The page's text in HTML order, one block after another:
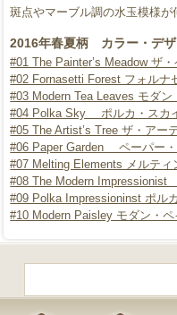
斑点やマーブル調の水玉模様が
2016年春夏柄 カラー・デザ
#01 The Painter’s Meadow ザ
#02 Fornasetti Forest フォルナ
#03 Modern Tea Leaves モダ
#04 Polka Sky ポルカ・スカ
#05 The Artist’s Tree ザ・アー
#06 Paper Garden ペーパー
#07 Melting Elements メルティ
#08 The Modern Impressionist
#09 Polka Impressioninst ポル
#10 Modern Paisley モダン・ペ